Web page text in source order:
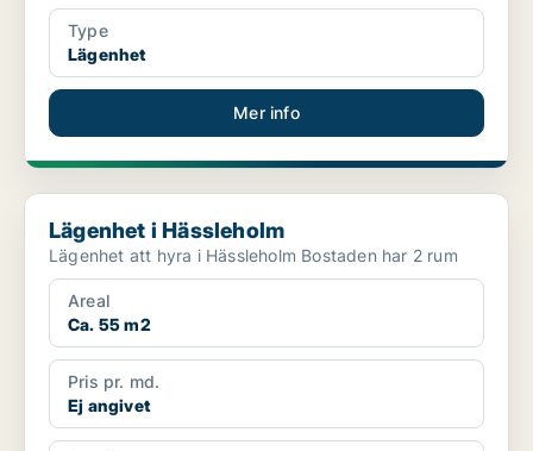
Type
Lägenhet
Mer info
Lägenhet i Hässleholm
Lägenhet i Hässleholm
Lägenhet att hyra i Hässleholm Bostaden har 2 rum
Areal
Ca. 55 m2
Pris pr. md.
Ej angivet